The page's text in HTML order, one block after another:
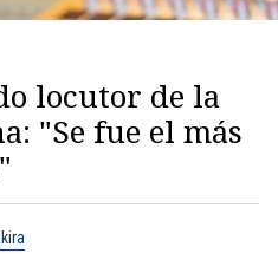
locutor de la
"Se fue el más